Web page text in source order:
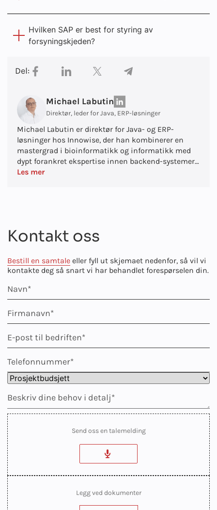
Hvilken SAP er best for styring av
forsyningskjeden?
Del:
Michael Labutin
Direktør, leder for Java, ERP-løsninger
Michael Labutin er direktør for Java- og ERP-
løsninger hos Innowise, der han kombinerer en
mastergrad i bioinformatikk og informatikk med
dypt forankret ekspertise innen backend-systemer
for bedrifter. Michael er kjent for å bygge opp
og levert skalerbare, inntektsgenererende løsninger
Les mer
Kontakt oss
Bestill en samtale eller fyll ut skjemaet nedenfor, så vil vi
kontakte deg så snart vi har behandlet forespørselen din.
Send oss en talemelding
Legg ved dokumenter